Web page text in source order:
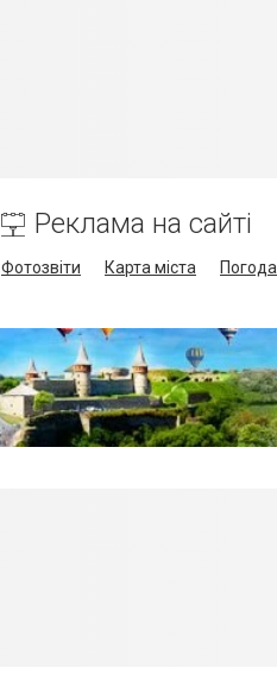
Реклама на сайті
Фотозвіти Карта міста
Погода